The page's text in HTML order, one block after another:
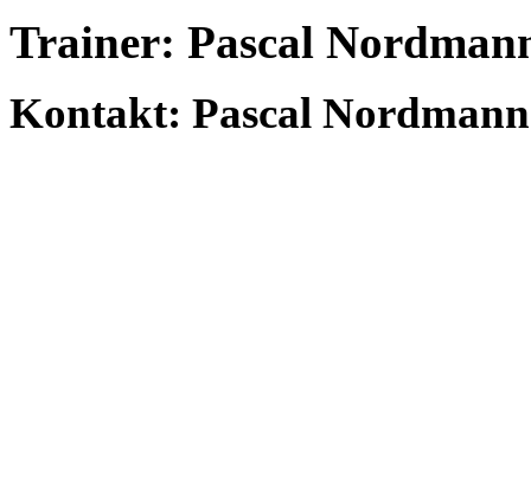
Trainer: Pascal
Kontakt: Pascal Nordmann